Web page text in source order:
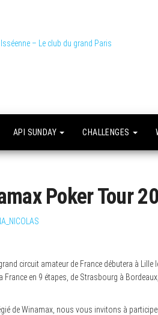
grand
API SUNDAY CHALLENGES
Poker Tour
circuit amateur de France débutera à Lille
en 9 étapes, de Strasbourg à
de Winamax, nous vous invitons à